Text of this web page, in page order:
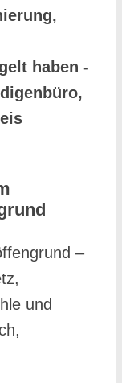
haben -
–
und